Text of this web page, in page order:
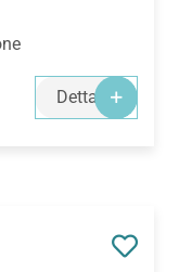
Dettagli